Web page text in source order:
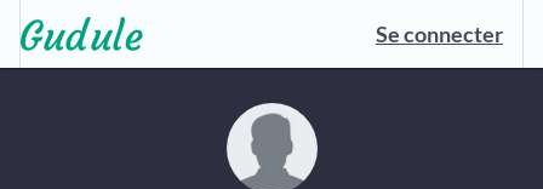
Se connecter